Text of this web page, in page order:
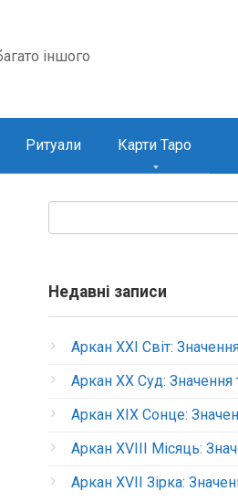
іншого
Ритуали Карти Таро
Недавні записи
Аркан XXI Світ:
Аркан XX Суд: Значення
Аркан XIX Сонце:
Аркан XVIII Місяць:
Аркан XVII Зірка: